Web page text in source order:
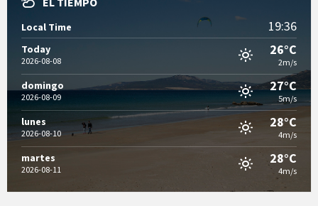
Local Time 19:36
Today
2026-08-08
26°C
2m/s
domingo
2026-08-09
27°C
5m/s
lunes
2026-08-10
28°C
4m/s
martes
2026-08-11
28°C
4m/s